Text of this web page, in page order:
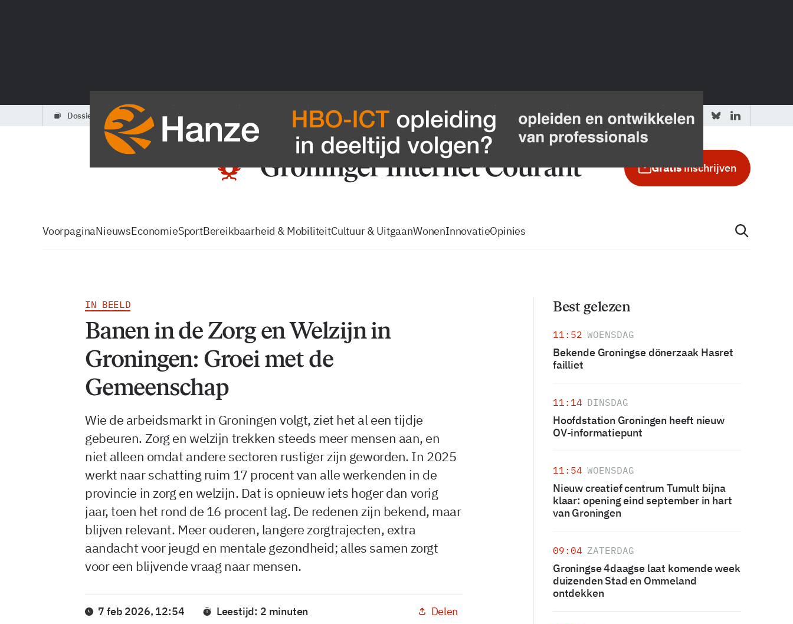
dossiers partners vacatures zo volg je de GIC Tip de redactie Adverteren in de GIC
Gratisinschrijven
VoorpaginaNieuwsEconomieSportBereikbaarheid & MobiliteitCultuur & UitgaanWonenInnovatieOpinies
IN BEELD
Banen in de Zorg en Welzijn in
Groningen: Groei met de
Gemeenschap
Wie de arbeidsmarkt in Groningen volgt, ziet het al een tijdje
gebeuren. Zorg en welzijn trekken steeds meer mensen aan, en
niet alleen omdat andere sectoren rustiger zijn geworden. In 2025
werkt naar schatting ruim 17 procent van alle werkenden in de
provincie in zorg en welzijn. Dat is opnieuw iets hoger dan vorig
jaar, toen het rond de 16 procent lag. De redenen zijn bekend, maar
blijven relevant. Meer ouderen, langere zorgtrajecten, extra
aandacht voor jeugd en mentale gezondheid; alles samen zorgt
voor een blijvende vraag naar mensen.
7 feb 2026, 12:54 Leestijd: 2 minuten Delen
Best gelezen
11:52 WOENSDAG
Bekende Groningse dönerzaak Hasret
failliet
11:14 DINSDAG
Hoofdstation Groningen heeft nieuw
OV-informatiepunt
11:54 WOENSDAG
Nieuw creatief centrum Tumult bijna
klaar: opening eind september in hart
van Groningen
09:04 ZATERDAG
Groningse 4daagse laat komende week
duizenden Stad en Ommeland
ontdekken